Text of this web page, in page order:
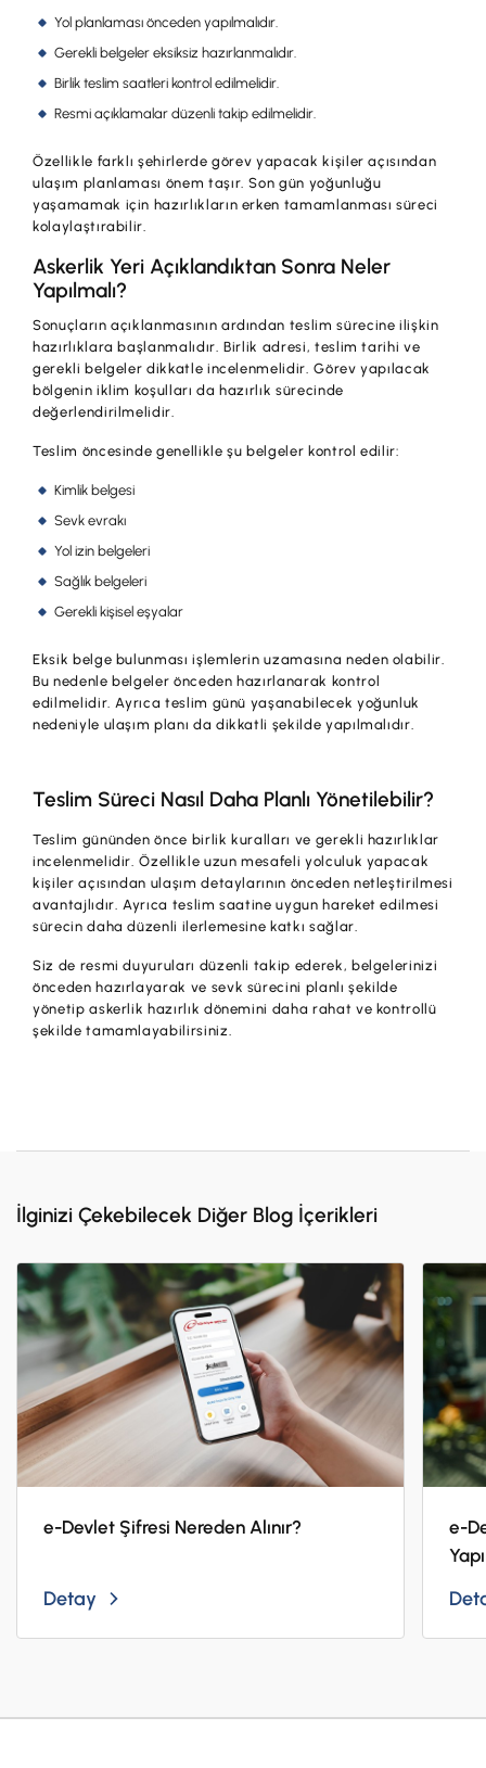
Yol planlaması önceden yapılmalıdır.
Gerekli belgeler eksiksiz hazırlanmalıdır.
Birlik teslim saatleri kontrol edilmelidir.
Resmi açıklamalar düzenli takip edilmelidir.
Özellikle farklı şehirlerde görev yapacak kişiler açısından
ulaşım planlaması önem taşır. Son gün yoğunluğu
yaşamamak için hazırlıkların erken tamamlanması süreci
kolaylaştırabilir.
Askerlik Yeri Açıklandıktan Sonra Neler
Yapılmalı?
Sonuçların açıklanmasının ardından teslim sürecine ilişkin
hazırlıklara başlanmalıdır. Birlik adresi, teslim tarihi ve
gerekli belgeler dikkatle incelenmelidir. Görev yapılacak
bölgenin iklim koşulları da hazırlık sürecinde
değerlendirilmelidir.
Teslim öncesinde genellikle şu belgeler kontrol edilir:
Kimlik belgesi
Sevk evrakı
Yol izin belgeleri
Sağlık belgeleri
Gerekli kişisel eşyalar
Eksik belge bulunması işlemlerin uzamasına neden olabilir.
Bu nedenle belgeler önceden hazırlanarak kontrol
edilmelidir. Ayrıca teslim günü yaşanabilecek yoğunluk
nedeniyle ulaşım planı da dikkatli şekilde yapılmalıdır.
Teslim Süreci Nasıl Daha Planlı Yönetilebilir?
Teslim gününden önce birlik kuralları ve gerekli hazırlıklar
incelenmelidir. Özellikle uzun mesafeli yolculuk yapacak
kişiler açısından ulaşım detaylarının önceden netleştirilmesi
avantajlıdır. Ayrıca teslim saatine uygun hareket edilmesi
sürecin daha düzenli ilerlemesine katkı sağlar.
Siz de resmi duyuruları düzenli takip ederek, belgelerinizi
önceden hazırlayarak ve sevk sürecini planlı şekilde
yönetip askerlik hazırlık dönemini daha rahat ve kontrollü
şekilde tamamlayabilirsiniz.
İlginizi Çekebilecek Diğer Blog İçerikleri
e-Devlet Şifresi Nereden Alınır?
Detay
e-